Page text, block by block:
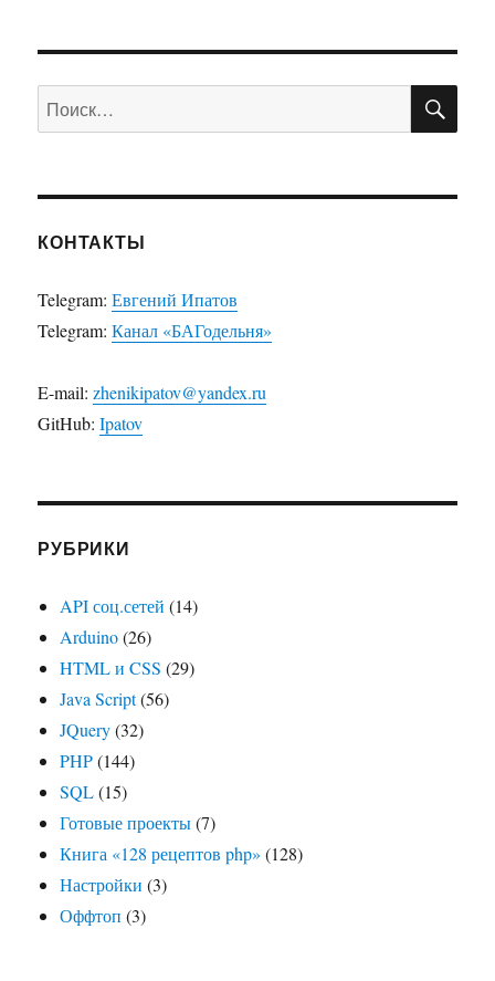
Искать:
КОНТАКТЫ
Telegram:Евгений Ипатов
Telegram:Канал «БАГодельня»
E-mail:zhenikipatov@yandex.ru
GitHub:Ipatov
РУБРИКИ
API соц.сетей (14)
Arduino(26)
HTML и CSS (29)
Java Script(56)
JQuery(32)
PHP(144)
SQL(15)
Готовые проекты(7)
Книга «128 рецептов php» (128)
Настройки (3)
Оффтоп (3)